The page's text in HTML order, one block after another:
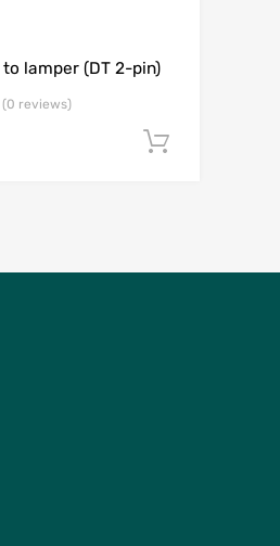
lamper (DT 2-pin)
(0 reviews)